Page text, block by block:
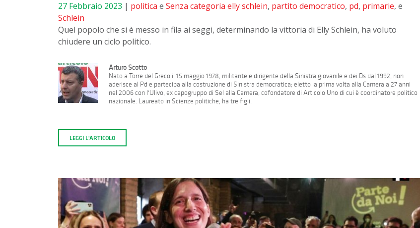
27 Febbraio 2023 | politica e Senza categoria elly schlein, partito democratico, pd, primarie, e
Schlein
Quel popolo che si è messo in fila ai seggi, determinando la vittoria di Elly Schlein, ha voluto
chiudere un ciclo politico.
Arturo Scotto
Nato a Torre del Greco il 15 maggio 1978, militante e dirigente della Sinistra giovanile e dei Ds dal 1992, non
aderisce al Pd e partecipa alla costruzione di Sinistra democratica; eletto la prima volta alla Camera a 27 anni
nel 2006 con l'Ulivo, ex capogruppo di Sel alla Camera, cofondatore di Articolo Uno di cui è coordinatore politico
nazionale. Laureato in Scienze politiche, ha tre figli.
LEGGI L'ARTICOLO